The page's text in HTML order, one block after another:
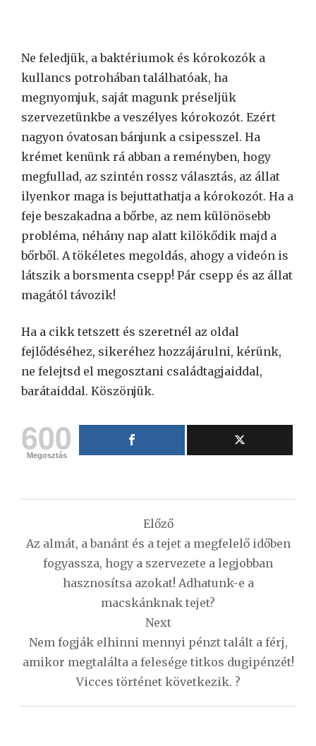
Ne feledjük, a baktériumok és kórokozók a
kullancs potrohában találhatóak, ha
megnyomjuk, saját magunk préseljük
szervezetünkbe a veszélyes kórokozót. Ezért
nagyon óvatosan bánjunk a csipesszel. Ha
krémet kenünk rá abban a reményben, hogy
megfullad, az szintén rossz választás, az állat
ilyenkor maga is bejuttathatja a kórokozót. Ha a
feje beszakadna a bőrbe, az nem különösebb
probléma, néhány nap alatt kilökődik majd a
bőrből. A tökéletes megoldás, ahogy a videón is
látszik a borsmenta csepp! Pár csepp és az állat
magától távozik!
Ha a cikk tetszett és szeretnél az oldal
fejlődéséhez, sikeréhez hozzájárulni, kérünk,
ne felejtsd el megosztani családtagjaiddal,
barátaiddal. Köszönjük.
600
Megosztás
navigáció
Előző
Az almát, a banánt és a tejet a megfelelő időben
fogyassza, hogy a szervezete a legjobban
hasznosítsa azokat! Adhatunk-e a
macskánknak tejet?
Next
Nem fogják elhinni mennyi pénzt talált a férj,
amikor megtalálta a felesége titkos dugipénzét!
Vicces történet következik. ?